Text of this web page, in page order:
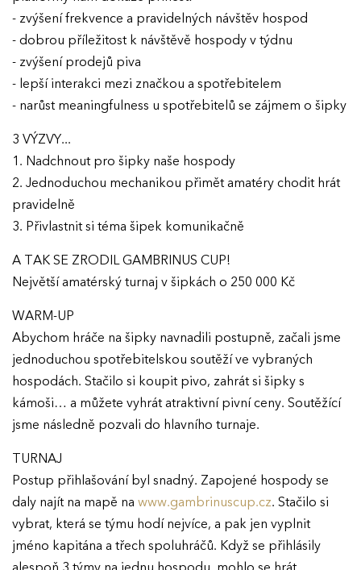
- zvýšení frekvence a pravidelných návštěv hospod
- dobrou příležitost k návštěvě hospody v týdnu
- zvýšení prodejů piva
- lepší interakci mezi značkou a spotřebitelem
- narůst meaningfulness u spotřebitelů se zájmem o šipky
3 VÝZVY...
1. Nadchnout pro šipky naše hospody
2. Jednoduchou mechanikou přimět amatéry chodit hrát
pravidelně
3. Přivlastnit si téma šipek komunikačně
A TAK SE ZRODIL GAMBRINUS CUP!
Největší amatérský turnaj v šipkách o 250 000 Kč
WARM-UP
Abychom hráče na šipky navnadili postupně, začali jsme
jednoduchou spotřebitelskou soutěží ve vybraných
hospodách. Stačilo si koupit pivo, zahrát si šipky s
kámoši… a můžete vyhrát atraktivní pivní ceny. Soutěžící
jsme následně pozvali do hlavního turnaje.
TURNAJ
Postup přihlašování byl snadný. Zapojené hospody se
daly najít na mapě na www.gambrinuscup.cz. Stačilo si
vybrat, která se týmu hodí nejvíce, a pak jen vyplnit
jméno kapitána a třech spoluhráčů. Když se přihlásily